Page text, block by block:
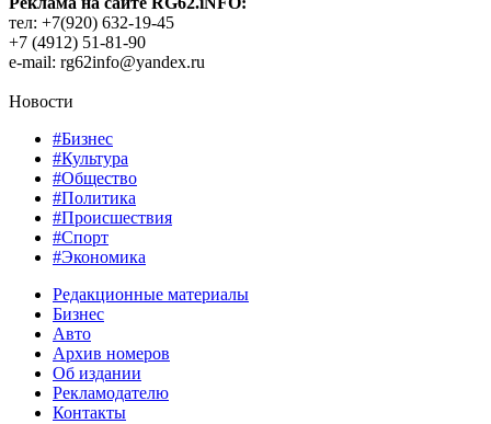
тел: +7(920) 632-19-45
+7 (4912) 51-81-90
e-mail: rg62info@yandex.ru
Новости
#Бизнес
#Культура
#Общество
#Политика
#Происшествия
#Спорт
#Экономика
Редакционные материалы
Бизнес
Авто
Архив номеров
Об издании
Рекламодателю
Контакты